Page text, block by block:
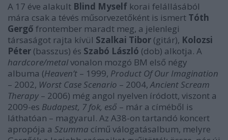
A 17 éve alakult Blind Myself korai felállásából
mára csak a tévés műsorvezetőként is ismert Tóth
Gergő frontember maradt meg, a jelenlegi
társaságot rajta kívül Szalkai Tibor (gitár), Kolozsi
Péter (basszus) és Szabó László (dob) alkotja. A
hardcore/metalvonalon mozgó BM első négy
albuma (Heaven’t – 1999, Product Of Our Imagination
– 2002, Worst Case Scenario – 2004,Ancient Scream
Therapy – 2006) még angol nyelven íródott, viszont a
2009-es Budapest, 7 fok, eső – már a címéből is
láthatóan – magyarul. Az A38-on tartandó koncert
apropója a Szumma című válogatásalbum, melyre